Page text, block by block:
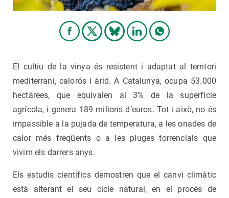
El cultiu de la vinya és resistent i adaptat al territori
mediterrani, calorós i àrid. A Catalunya, ocupa 53.000
hectàrees, que equivalen al 3% de la superfície
agrícola, i genera 189 milions d’euros. Tot i això, no és
impassible a la pujada de temperatura, a les onades de
calor més freqüents o a les pluges torrencials que
vivim els darrers anys.
Els estudis científics demostren que el canvi climàtic
està alterant el seu cicle natural, en el procés de